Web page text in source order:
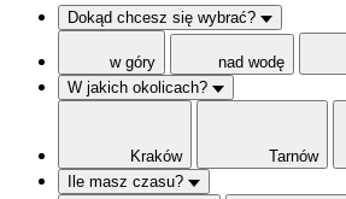
Dokąd chcesz się wybrać?
w góry nad wodę
W jakich okolicach?
Kraków Tarnów
Ile masz czasu?